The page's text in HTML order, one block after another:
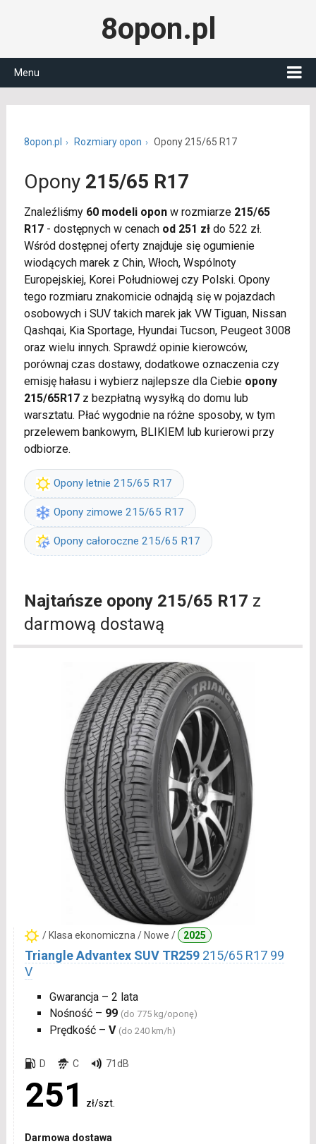
8opon.pl
Menu
8opon.pl Rozmiary opon Opony 215/65 R17
Opony 215/65 R17
Znaleźliśmy 60 modeli oponw rozmiarze 215/65
R17- dostępnych w cenach od 251 złdo 522 zł.
Wśród dostępnej oferty znajduje się ogumienie
wiodących marek z Chin, Włoch, Wspólnoty
Europejskiej, Korei Południowej czy Polski. Opony
tego rozmiaru znakomicie odnajdą się w pojazdach
osobowych i SUV takich marek jak VW Tiguan, Nissan
Qashqai, Kia Sportage, Hyundai Tucson, Peugeot 3008
oraz wielu innych. Sprawdź opinie kierowców,
porównaj czas dostawy, dodatkowe oznaczenia czy
emisję hałasu i wybierz najlepsze dla Ciebie opony
215/65R17z bezpłatną wysyłką do domu lub
warsztatu. Płać wygodnie na różne sposoby, w tym
przelewem bankowym, BLIKIEM lub kurierowi przy
odbiorze.
Opony letnie 215/65 R17
Opony zimowe 215/65 R17
Opony całoroczne 215/65 R17
Najtańsze opony 215/65 R17 z
darmową dostawą
/ Klasa ekonomiczna / Nowe / 2025
Triangle Advantex SUV TR259 215/65 R17 99
V
Gwarancja – 2 lata
Nośność – 99 (do 775 kg/oponę)
Prędkość – V (do 240 km/h)
D C 71dB
251 zł/szt.
Darmowa dostawa